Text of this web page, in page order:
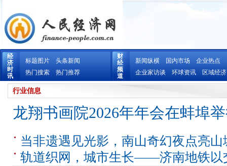
经
济
时
讯
标题图片
头条新闻
热门搜索
热门推荐
财
经
频
道
新闻纵横 国内市场
企业热点
企业家访谈
环球资讯 区域经济
行业信息
龙翔书画院2026年年会在蚌埠
当非遗遇见光影，南山奇幻夜点亮山
轨道织网，城市生长——济南地铁以